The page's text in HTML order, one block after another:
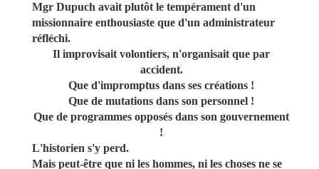
Mgr Dupuch avait plutôt le tempérament d'un
missionnaire enthousiaste que d'un administrateur
réfléchi.
Il improvisait volontiers, n'organisait que par
accident.
Que d'impromptus dans ses créations !
Que de mutations dans son personnel !
Que de programmes opposés dans son gouvernement
!
L'historien s'y perd.
Mais peut-être que ni les hommes, ni les choses ne se